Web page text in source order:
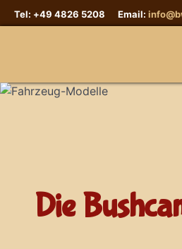
Tel: +49 4826 5208 Email:
Die